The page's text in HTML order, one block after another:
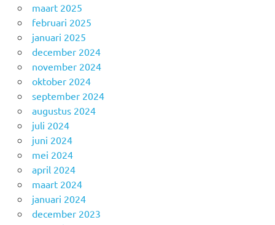
maart 2025
februari 2025
januari 2025
december 2024
november 2024
oktober 2024
september 2024
augustus 2024
juli 2024
juni 2024
mei 2024
april 2024
maart 2024
januari 2024
december 2023